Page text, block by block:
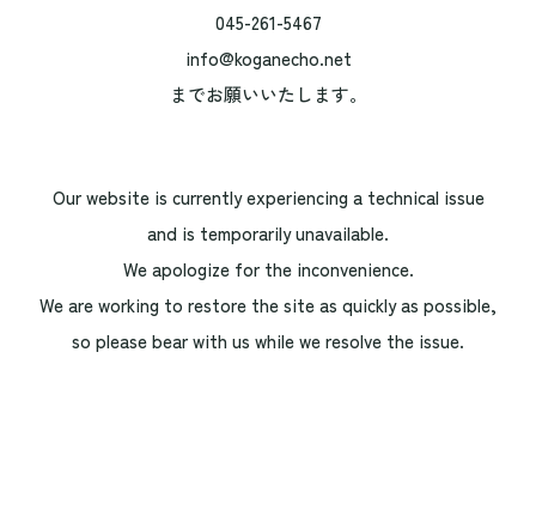
045-261-5467
info@koganecho.net
までお願いいたします。
Our website is currently experiencing a technical issue
and is temporarily unavailable.
We apologize for the inconvenience.
We are working to restore the site as quickly as possible,
so please bear with us while we resolve the issue.